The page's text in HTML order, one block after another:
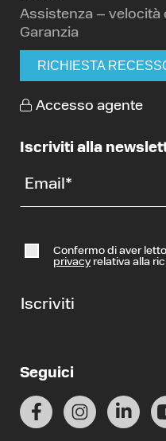
Assistenza – velocità
Garanzia
RICHIESTA
Accesso agente
Iscriviti alla
Email*
Confermo di aver
privacyrelativa alla
Iscriviti
Seguici